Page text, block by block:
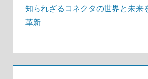
知られざるコネクタの世界と未来
革新